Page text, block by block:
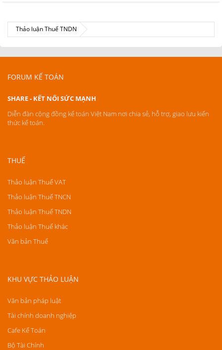
Thảo luận Thuế TNDN
FORUM KẾ TOÁN
SHARE - KẾT NỐI SỨC MẠNH
Diễn đàn cộng đồng kế toán Việt Nam nơi chia sẻ, hỗ trợ, giao lưu kiến
thức kế toán.
THUẾ
Thảo luận Thuế VAT
Thảo luận Thuế TNCN
Thảo luận Thuế TNDN
Thảo luận Thuế khác
Văn bản Thuế
KHU VỰC THẢO LUẬN
Văn bản pháp luật
Tài chính doanh nghiệp
Cafe Kế Toán
Bộ Tài Chính